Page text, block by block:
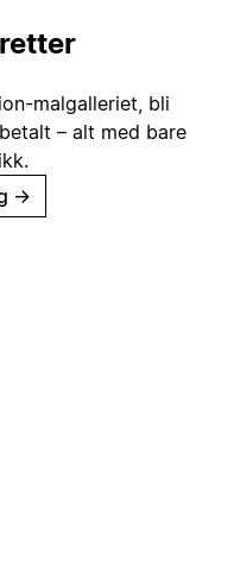
malgalleriet, bli
– alt med bare
→